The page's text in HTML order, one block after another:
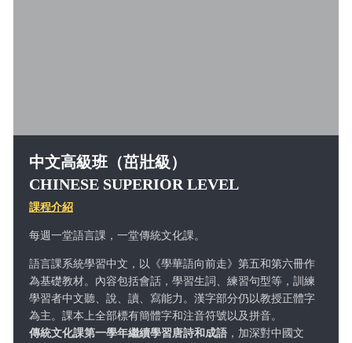
中文高級班（茁壯級）
CHINESE SUPERIOR LEVEL
課程介紹
每週一堂語言課，一堂傳統文化課。
語言課 系統學習中文，以《學華語向前走》第五和第六冊作
為基礎教材。內容包括會話，學習生詞、練習句型等，訓練
學習者中文聽、說、讀、寫能力。漢字部分仍以教授正體字
為主。課本上全部標有簡體字和注音符號以及拼音。
傳統文化課第一學年繼續學習唐詩和成語，加深對中國文